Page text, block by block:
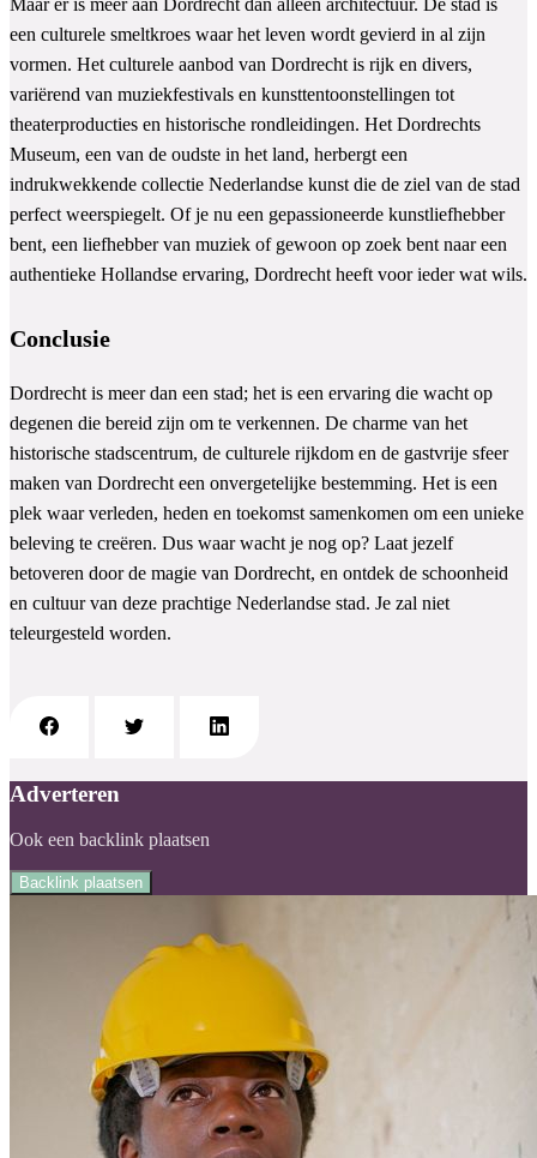
Maar er is meer aan Dordrecht dan alleen architectuur. De stad is
een culturele smeltkroes waar het leven wordt gevierd in al zijn
vormen. Het culturele aanbod van Dordrecht is rijk en divers,
variërend van muziekfestivals en kunsttentoonstellingen tot
theaterproducties en historische rondleidingen. Het Dordrechts
Museum, een van de oudste in het land, herbergt een
indrukwekkende collectie Nederlandse kunst die de ziel van de stad
perfect weerspiegelt. Of je nu een gepassioneerde kunstliefhebber
bent, een liefhebber van muziek of gewoon op zoek bent naar een
authentieke Hollandse ervaring, Dordrecht heeft voor ieder wat wils.
Conclusie
Dordrecht is meer dan een stad; het is een ervaring die wacht op
degenen die bereid zijn om te verkennen. De charme van het
historische stadscentrum, de culturele rijkdom en de gastvrije sfeer
maken van Dordrecht een onvergetelijke bestemming. Het is een
plek waar verleden, heden en toekomst samenkomen om een unieke
beleving te creëren. Dus waar wacht je nog op? Laat jezelf
betoveren door de magie van Dordrecht, en ontdek de schoonheid
en cultuur van deze prachtige Nederlandse stad. Je zal niet
teleurgesteld worden.
Adverteren
Ook een backlink plaatsen
Backlink plaatsen